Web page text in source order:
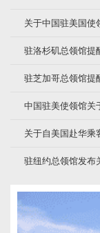
关于中国驻美国使
驻洛杉矶总领馆提
驻芝加哥总领馆提
中国驻美使领馆关
关于自美国赴华乘
驻纽约总领馆发布